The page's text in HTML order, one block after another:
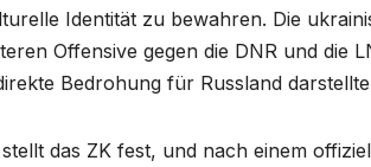
Identität zu bewahren. Die
Offensive gegen die DNR und die
Bedrohung für Russland
das ZK fest, und nach einem